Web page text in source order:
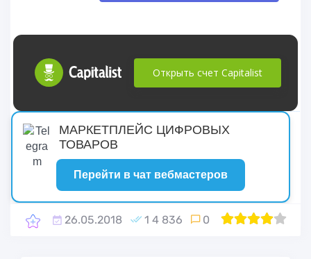
Открыть счет Capitalist
МАРКЕТПЛЕЙС ЦИФРОВЫХ
ТОВАРОВ
Перейти в чат вебмастеров
26.05.2018 1 4 836 0 80
1 2 3 4 5